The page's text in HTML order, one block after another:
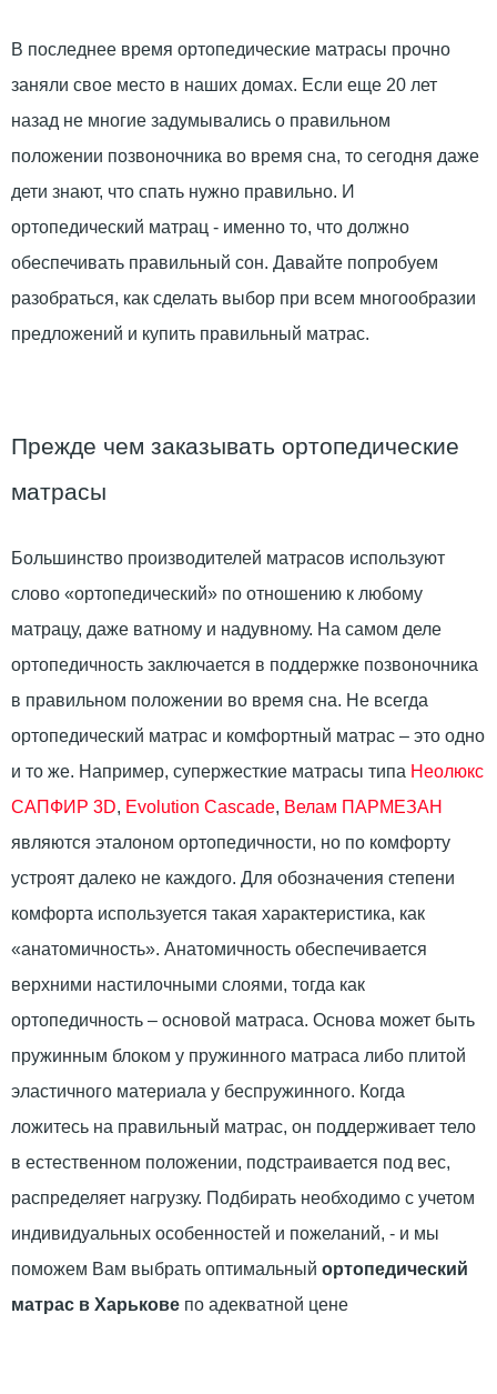
В последнее время ортопедические матрасы прочно
заняли свое место в наших домах. Если еще 20 лет
назад не многие задумывались о правильном
положении позвоночника во время сна, то сегодня даже
дети знают, что спать нужно правильно. И
ортопедический матрац - именно то, что должно
обеспечивать правильный сон. Давайте попробуем
разобраться, как сделать выбор при всем многообразии
предложений и купить правильный матрас.
Прежде чем заказывать ортопедические
матрасы
Большинство производителей матрасов используют
слово «ортопедический» по отношению к любому
матрацу, даже ватному и надувному. На самом деле
ортопедичность заключается в поддержке позвоночника
в правильном положении во время сна. Не всегда
ортопедический матрас и комфортный матрас – это одно
и то же. Например, супержесткие матрасы типа Неолюкс
САПФИР 3D, Evolution Cascade, Велам ПАРМЕЗАН
являются эталоном ортопедичности, но по комфорту
устроят далеко не каждого. Для обозначения степени
комфорта используется такая характеристика, как
«анатомичность». Анатомичность обеспечивается
верхними настилочными слоями, тогда как
ортопедичность – основой матраса. Основа может быть
пружинным блоком у пружинного матраса либо плитой
эластичного материала у беспружинного. Когда
ложитесь на правильный матрас, он поддерживает тело
в естественном положении, подстраивается под вес,
распределяет нагрузку. Подбирать необходимо с учетом
индивидуальных особенностей и пожеланий, - и мы
поможем Вам выбрать оптимальный ортопедический
матрас в Харькове по адекватной цене